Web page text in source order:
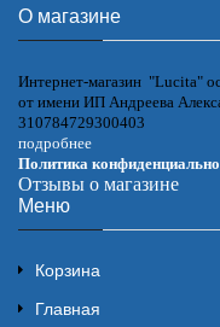
О магазине
Интернет-магазин "Lucita"
от имени ИП Андреева
310784729300403
подробнее
Политика
Отзывы о магазине
Меню
Корзина
Главная